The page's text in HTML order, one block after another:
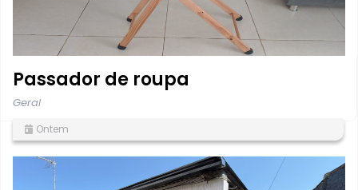
Passador de roupa
Geral
Ontem